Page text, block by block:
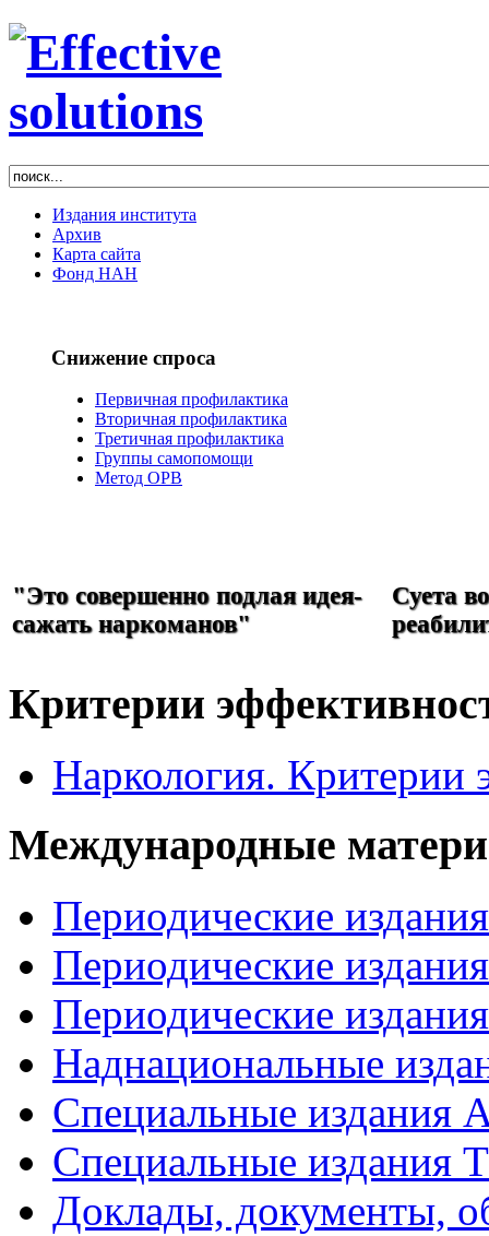
Издания института
Архив
Карта сайта
Фонд НАН
Снижение спроса
Первичная профилактика
Вторичная профилактика
Третичная профилактика
Группы самопомощи
Метод ОРВ
"Это совершенно подлая идея-
сажать наркоманов"
Суета
Критерии
Наркология. Критерии
Международные
Периодические
Периодические
Периодические
Наднациональные
Специальные издания
Специальные издания
Доклады, документы,